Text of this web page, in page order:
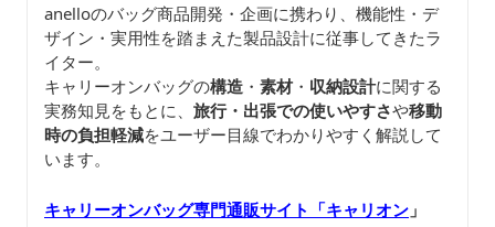
anelloのバッグ商品開発・企画に携わり、機能性・デ
ザイン・実用性を踏まえた製品設計に従事してきたラ
イター。
キャリーオンバッグの構造 ・ 素材・ 収納設計に関する
実務知見をもとに、 旅行・出張での使いやすさや移動
時の負担軽減をユーザー目線でわかりやすく解説して
います。
キャリーオンバッグ専門通販サイト「キャリオン 」